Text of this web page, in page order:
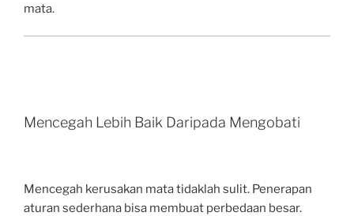
mata.
Mencegah Lebih Baik Daripada Mengobati
Mencegah kerusakan mata tidaklah sulit. Penerapan
aturan sederhana bisa membuat perbedaan besar.